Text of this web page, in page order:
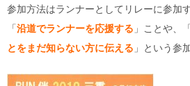
参加方法はランナーとしてリレーに参加
「沿道でランナーを応援する 」ことや、
とをまだ知らない方に伝える 」という参